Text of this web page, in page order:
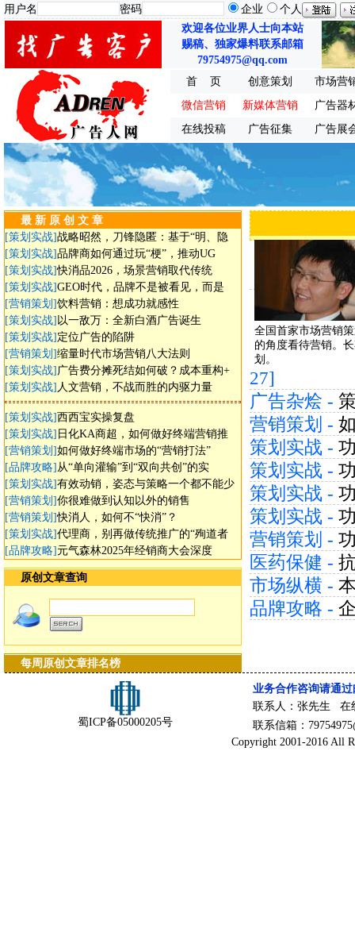
用户名 密码 企业
个人
欢迎各位业界人士向本站
赐稿、独家爆料联系邮箱
79754975@qq.com
首 页
创意策划
市场营
微信营销
新媒体营销
广告器
在线投稿
广告征集 广告展
最 新 原 创 文 章
[策划实战]战略昭然，刀锋隐匿：基于“明、隐
[策划实战]品牌商如何通过玩“梗”，推动UG
[策划实战]快消品2026，场景营销取代传统
[策划实战]GEO时代，品牌不是被看见，而是
[营销策划]饮料营销：想成功就感性
[策划实战] 以一敌万：全新白酒广告诞生
[策划实战] 定位广告的陷阱
[营销策划]缩量时代市场营销八大法则
[策划实战] 广告费分摊死结如何破？成本重构+
[策划实战] 人文营销，不战而胜的内驱力量
[策划实战]西西宝实操复盘
[策划实战] 日化KA商超，如何做好终端营销推
[营销策划]如何做好终端市场的“营销打法”
[品牌攻略] 从“单向灌输”到“双向共创”的实
[策划实战]有效动销，姿态与策略一个都不能少
[营销策划]你很难做到认知以外的销售
[营销策划]快消人，如何不“快消”？
[策划实战]代理商，别再做传统推广的“殉道者
[品牌攻略] 元气森林2025年经销商大会深度
原创文章查询
每周原创文章排名榜
全国首家市场营销
的角度看待营销。
划。
27]
广告杂烩 -
营销策划 -
策划实战 -
策划实战 -
策划实战 -
策划实战 -
营销策划 -
医药保健 -
市场纵横 -
品牌攻略 -
蜀ICP备05000205号
业务合作咨询请通
联系人：张先生 在
联系信箱：
Copyright 2001-2016 All